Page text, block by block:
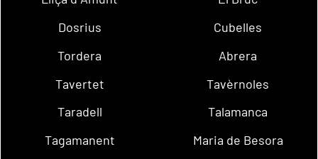
Dosrius
Cubelles
Tordera
Abrera
Tavertet
Tavèrnoles
Taradell
Talamanca
Tagamanent
Maria de Besora